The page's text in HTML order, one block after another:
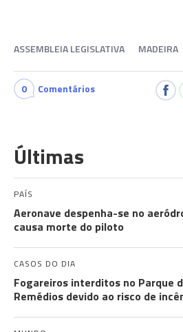
ASSEMBLEIA LEGISLATIVA MADEIRA
0 Comentários
Últimas
PAÍS
Aeronave despenha-se no
causa morte do piloto
CASOS DO DIA
Fogareiros interditos no Parque
Remédios devido ao risco de